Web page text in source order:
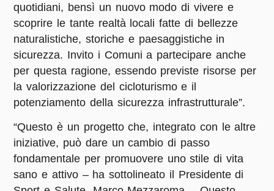
quotidiani, bensì un nuovo modo di vivere e
scoprire le tante realtà locali fatte di bellezze
naturalistiche, storiche e paesaggistiche in
sicurezza. Invito i Comuni a partecipare anche
per questa ragione, essendo previste risorse per
la valorizzazione del cicloturismo e il
potenziamento della sicurezza infrastrutturale”.
“Questo è un progetto che, integrato con le altre
iniziative, può dare un cambio di passo
fondamentale per promuovere uno stile di vita
sano e attivo – ha sottolineato il Presidente di